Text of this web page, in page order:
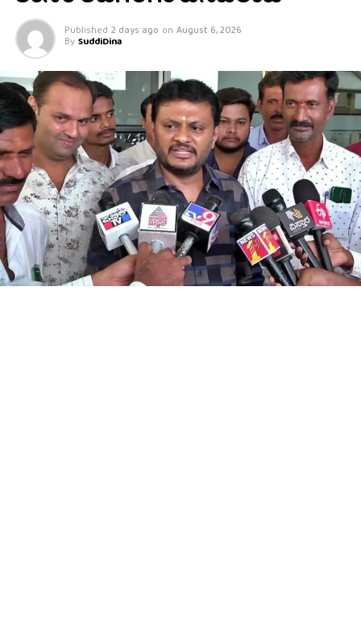
Published 2 days ago on August 6, 2026
By SuddiDina